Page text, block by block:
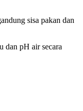
sisa pakan dan
dan pH air secara